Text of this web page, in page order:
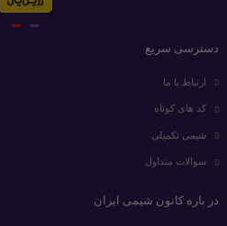
دسترسی سریع
ارتباط با ما
کد های کوتاه
شیمی تکمیلی
سوالات متداول
در باره کانون شیمی ایران